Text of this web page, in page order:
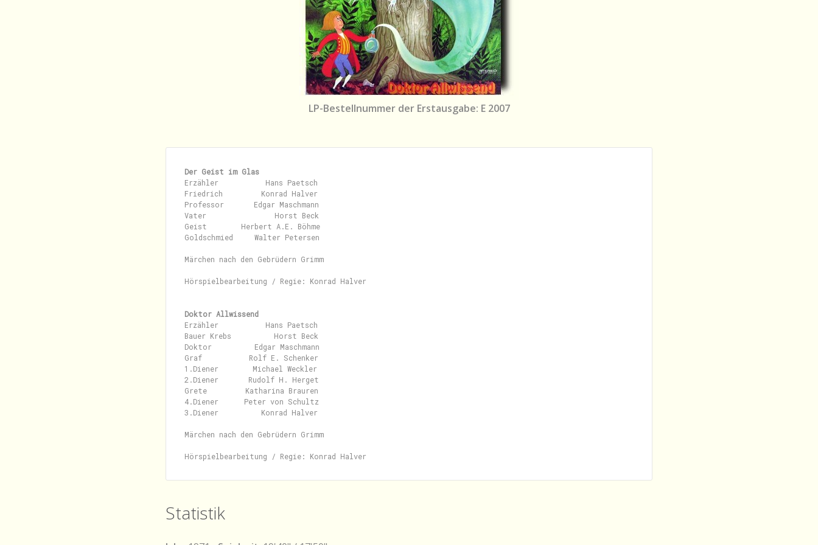
LP-Bestellnummer der Erstausgabe: E 2007
Der Geist im Glas
Erzähler           Hans Paetsch
Friedrich         Konrad Halver
Professor       Edgar Maschmann
Vater                Horst Beck
Geist        Herbert A.E. Böhme
Goldschmied     Walter Petersen
Märchen nach den Gebrüdern Grimm
Hörspielbearbeitung / Regie: Konrad Halver
Doktor Allwissend
Erzähler           Hans Paetsch
Bauer Krebs          Horst Beck
Doktor          Edgar Maschmann
Graf           Rolf E. Schenker
1.Diener        Michael Weckler
2.Diener       Rudolf H. Herget
Grete         Katharina Brauren
4.Diener      Peter von Schultz
3.Diener          Konrad Halver
Märchen nach den Gebrüdern Grimm
Statistik